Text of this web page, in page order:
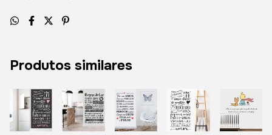
Produtos similares